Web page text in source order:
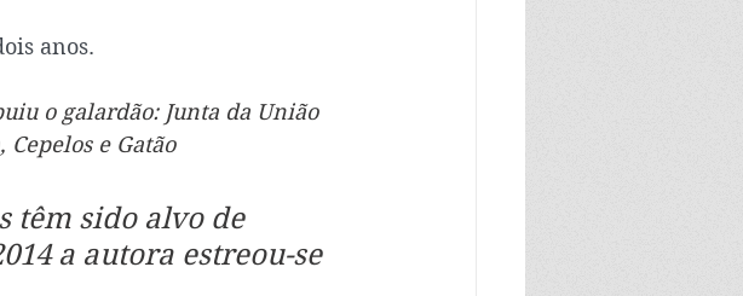
anos.
o galardão: Junta da União
e Gatão
têm sido alvo de
a autora estreou-se